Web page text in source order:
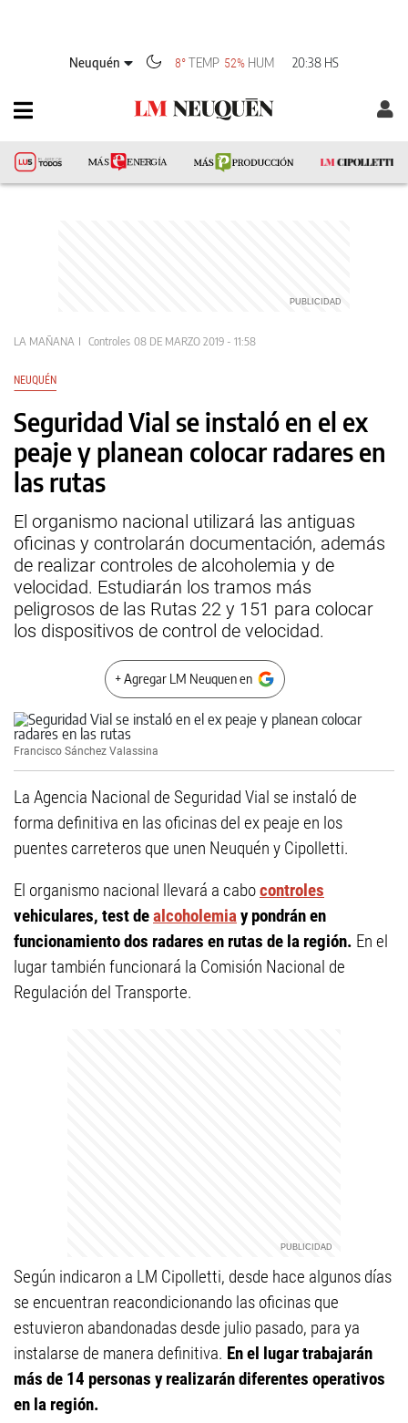
Neuquén 8° TEMP 52% HUM 20:38 HS
LA MAÑANA Controles 08 DE MARZO 2019 - 11:58
NEUQUÉN
Seguridad Vial se instaló en el ex
peaje y planean colocar radares en
las rutas
El organismo nacional utilizará las antiguas
oficinas y controlarán documentación, además
de realizar controles de alcoholemia y de
velocidad. Estudiarán los tramos más
peligrosos de las Rutas 22 y 151 para colocar
los dispositivos de control de velocidad.
+ Agregar LM Neuquen en
Francisco Sánchez Valassina
La Agencia Nacional de Seguridad Vial se instaló de
forma definitiva en las oficinas del ex peaje en los
puentes carreteros que unen Neuquén y Cipolletti.
El organismo nacional llevará a cabocontroles
vehiculares, test dealcoholemiay pondrán en
funcionamiento dos radares en rutas de la región. En el
lugar también funcionará la Comisión Nacional de
Regulación del Transporte.
Según indicaron a LM Cipolletti, desde hace algunos días
se encuentran reacondicionando las oficinas que
estuvieron abandonadas desde julio pasado, para ya
instalarse de manera definitiva. En el lugar trabajarán
más de 14 personas y realizarán diferentes operativos
en la región.